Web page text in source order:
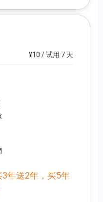
¥10 / 试用 7 天
年送2年，买5年